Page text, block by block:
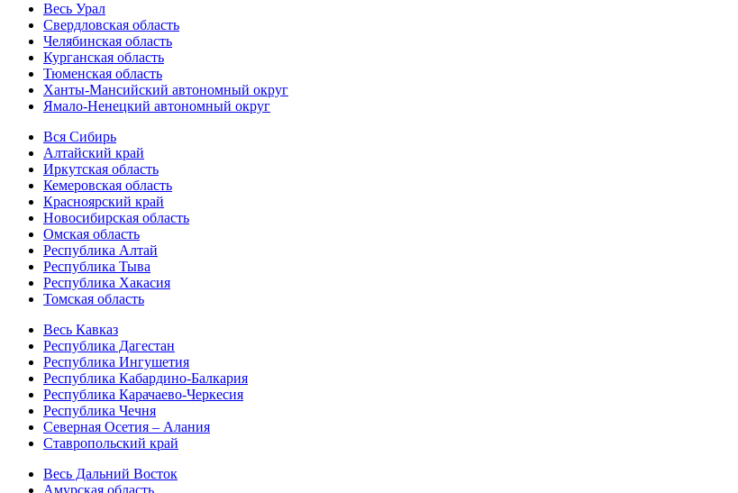
Весь Урал
Свердловская область
Челябинская область
Курганская область
Тюменская область
Ханты-Мансийский автономный округ
Ямало-Ненецкий автономный округ
Вся Сибирь
Алтайский край
Иркутская область
Кемеровская область
Красноярский край
Новосибирская область
Омская область
Республика Алтай
Республика Тыва
Республика Хакасия
Томская область
Весь Кавказ
Республика Дагестан
Республика Ингушетия
Республика Кабардино-Балкария
Республика Карачаево-Черкесия
Республика Чечня
Северная Осетия – Алания
Ставропольский край
Весь Дальний Восток
Амурская область